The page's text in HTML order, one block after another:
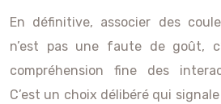
En définitive, associer des
n’est pas une faute de goût,
compréhension fine des
C’est un choix délibéré qui